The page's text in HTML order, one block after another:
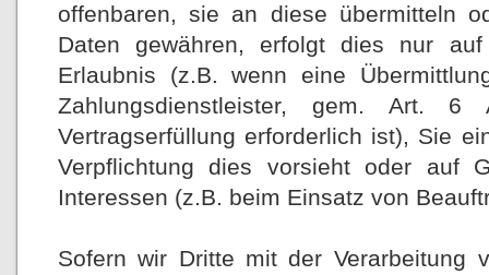
offenbaren, sie an diese übermitteln
Daten gewähren, erfolgt dies nur
Erlaubnis (z.B. wenn eine
Zahlungsdienstleister, gem. Art.
Vertragserfüllung erforderlich ist), Sie
Verpflichtung dies vorsieht oder auf
Interessen (z.B. beim Einsatz von
Sofern wir Dritte mit der Verarbeitung